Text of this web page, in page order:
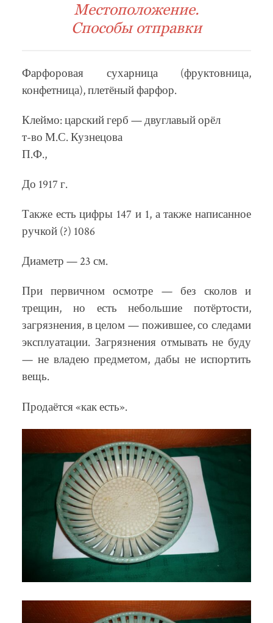
Местоположение.
Способы отправки
Фарфоровая сухарница (фруктовница,
конфетница), плетёный фарфор.
Клеймо: царский герб — двуглавый орёл
т-во М.С. Кузнецова
П.Ф.,
До 1917 г.
Также есть цифры 147 и 1, а также написанное
ручкой (?) 1086
Диаметр — 23 см.
При первичном осмотре — без сколов и
трещин, но есть небольшие потёртости,
загрязнения, в целом — пожившее, со следами
эксплуатации. Загрязнения отмывать не буду
— не владею предметом, дабы не испортить
вещь.
Продаётся «как есть».